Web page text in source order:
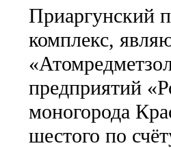
Приаргунский
комплекс,
предприятий
моногорода
шестого по